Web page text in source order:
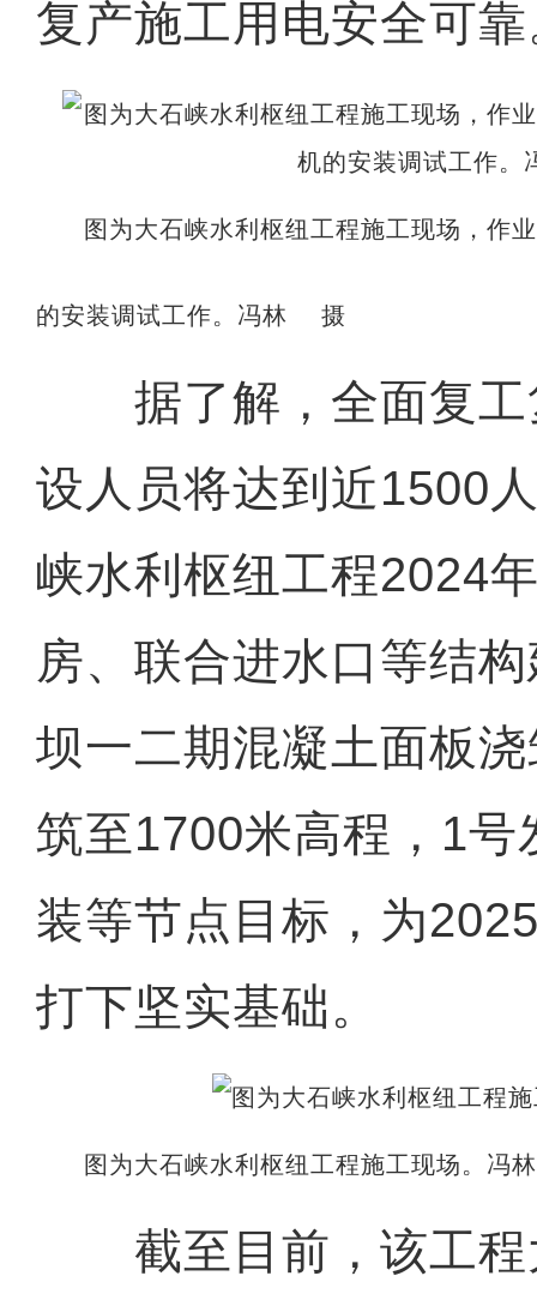
复产施工用电安全可
图为大石峡水利枢纽工程施工现场，作
的安装调试工作。冯林 摄
据了解，全面复工
设人员将达到近1500
峡水利枢纽工程2024
房、联合进水口等结
坝一二期混凝土面板
筑至1700米高程，1号
装等节点目标，为
打下坚实基础。
图为大石峡水利枢纽工程施工现场。冯
截至目前，该工程